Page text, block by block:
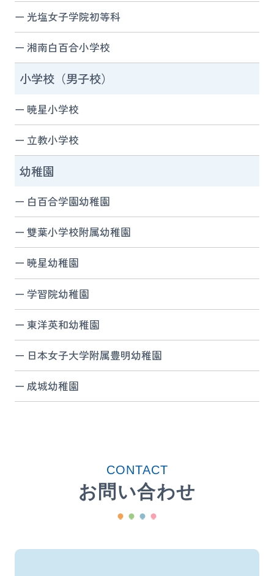
光塩女子学院初等科
湘南白百合小学校
小学校（男子校）
暁星小学校
立教小学校
幼稚園
白百合学園幼稚園
雙葉小学校附属幼稚園
暁星幼稚園
学習院幼稚園
東洋英和幼稚園
日本女子大学附属豊明幼稚園
成城幼稚園
CONTACT
お問い合わせ